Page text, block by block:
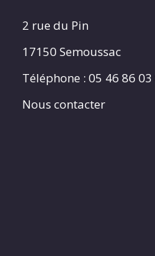
2 rue du Pin
17150 Semoussac
Téléphone : 05 46 86 03
Nous contacter